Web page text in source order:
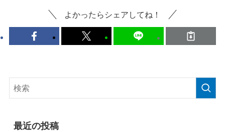
よかったらシェアしてね！
最近の投稿